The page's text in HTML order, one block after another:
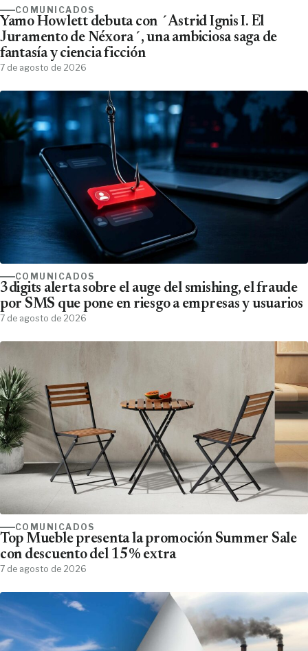
COMUNICADOS
Yamo Howlett debuta con ´Astrid Ignis I. El
Juramento de Néxora´, una ambiciosa saga de
fantasía y ciencia ficción
7 de agosto de 2026
COMUNICADOS
3digits alerta sobre el auge del smishing, el fraude
por SMS que pone en riesgo a empresas y usuarios
7 de agosto de 2026
COMUNICADOS
Top Mueble presenta la promoción Summer Sale
con descuento del 15% extra
7 de agosto de 2026